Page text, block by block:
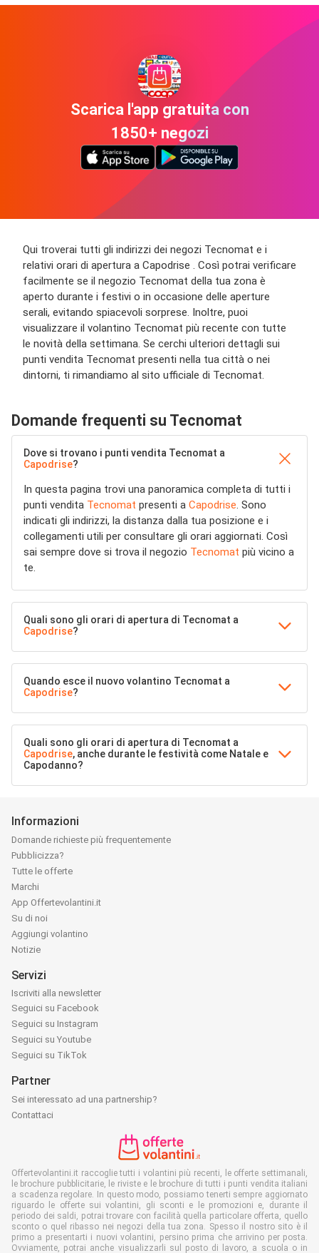
Scarica l'app gratuita con
1850+ negozi
Qui troverai tutti gli indirizzi dei negozi Tecnomat e i
relativi orari di apertura a Capodrise . Così potrai verificare
facilmente se il negozio Tecnomat della tua zona è
aperto durante i festivi o in occasione delle aperture
serali, evitando spiacevoli sorprese. Inoltre, puoi
visualizzare il volantino Tecnomat più recente con tutte
le novità della settimana. Se cerchi ulteriori dettagli sui
punti vendita Tecnomat presenti nella tua città o nei
dintorni, ti rimandiamo al sito ufficiale di Tecnomat.
Domande frequenti su Tecnomat
Dove si trovano i punti vendita Tecnomat a
Capodrise?
In questa pagina trovi una panoramica completa di tutti i
punti vendita Tecnomat presenti a Capodrise. Sono
indicati gli indirizzi, la distanza dalla tua posizione e i
collegamenti utili per consultare gli orari aggiornati. Così
sai sempre dove si trova il negozio Tecnomat più vicino a
te.
Quali sono gli orari di apertura di Tecnomat a
Capodrise?
Quando esce il nuovo volantino Tecnomat a
Capodrise?
Quali sono gli orari di apertura di Tecnomat a
Capodrise, anche durante le festività come Natale e
Capodanno?
Informazioni
Domande richieste più frequentemente
Pubblicizza?
Tutte le offerte
Marchi
App Offertevolantini.it
Su di noi
Aggiungi volantino
Notizie
Servizi
Iscriviti alla newsletter
Seguici su Facebook
Seguici su Instagram
Seguici su Youtube
Seguici su TikTok
Partner
Sei interessato ad una partnership?
Contattaci
Offertevolantini.it raccoglie tutti i volantini più recenti, le offerte settimanali,
le brochure pubblicitarie, le riviste e le brochure di tutti i punti vendita italiani
a scadenza regolare. In questo modo, possiamo tenerti sempre aggiornato
riguardo le offerte sui volantini, gli sconti e le promozioni e, durante il
periodo dei saldi, potrai trovare con facilità quella particolare offerta, quello
sconto o quel ribasso nei negozi della tua zona. Spesso il nostro sito è il
primo a presentarti i nuovi volantini, persino prima che arrivino per posta.
Ovviamente, potrai anche visualizzarli sul posto di lavoro, a scuola o in